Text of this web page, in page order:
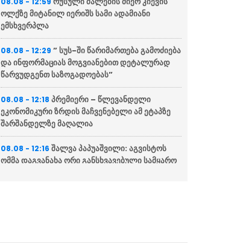
ოლქზე მიტანილ იერიშს სამი ადამიანი
ემსხვერპლა
08.08 - 12:29” სუს-ში წარიმართება გამოძიება
და ინფორმაციას მოგვიანებით დეტალურად
წარვუდგენთ საზოგადოებას”
08.08 - 12:18პრემიერი – წლევანდელი
ეკონომიკური ზრდის მაჩვენებელი ამ ეტაპზე
შარშანდელზე მაღალია
08.08 - 12:16შალვა პაპუაშვილი: აგვისტოს
ომმა დაგვანახა ორი განსხვავებული სამყარო